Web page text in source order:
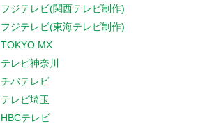
フジテレビ(関西テレビ制作)
フジテレビ(東海テレビ制作)
TOKYO MX
テレビ神奈川
チバテレビ
テレビ埼玉
HBCテレビ